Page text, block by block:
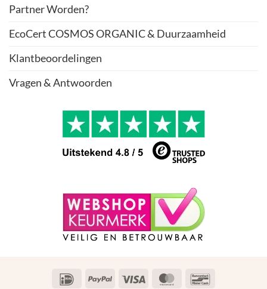
Partner Worden?
EcoCert COSMOS ORGANIC & Duurzaamheid
Klantbeoordelingen
Vragen & Antwoorden
IDeal PayPal Visa MasterCard